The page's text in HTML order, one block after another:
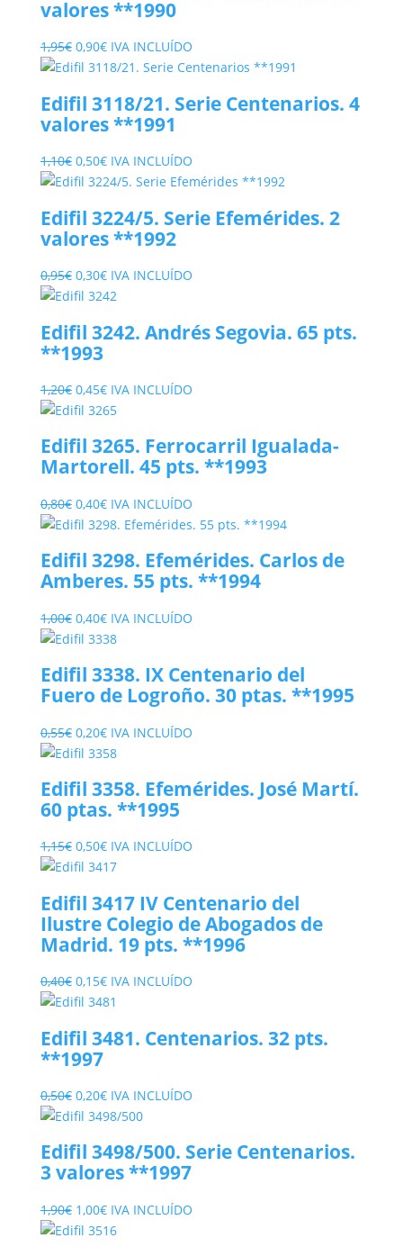
0,60€.0,20€.
valores **1990
1,95€ El
precio
era:
1,95€.
0,90€El
precio
es:
0,90€.
IVA INCLUÍDO
Edifil 3118/21. Serie Centenarios. 4
valores **1991
1,10€ El
precio
era:
1,10€.
0,50€El
precio
es:
0,50€.
IVA INCLUÍDO
Edifil 3224/5. Serie Efemérides. 2
valores **1992
0,95€ El
precio
era:
0,95€.
0,30€El
precio
es:
IVA INCLUÍDO
Edifil 3242. Andrés Segovia. 65 pts.
**1993
1,20€ El
precio
era:
1,20€.
0,45€El
precio
es:
0,45€.
IVA INCLUÍDO
Edifil 3265. Ferrocarril Igualada-
Martorell. 45 pts. **1993
0,80€ El
precio
era:
0,80€.
0,40€El
precio
es:
0,40€.
IVA INCLUÍDO
Edifil 3298. Efemérides. Carlos de
Amberes. 55 pts. **1994
1,00€ El
precio
era:
1,00€.
0,40€El
precio
es:
0,40€.
IVA INCLUÍDO
Edifil 3338. IX Centenario del
Fuero de Logroño. 30 ptas. **1995
0,55€ El
precio
era:
0,55€.
0,20€El
precio
es:
0,20€.
IVA INCLUÍDO
Edifil 3358. Efemérides. José Martí.
60 ptas. **1995
1,15€ El
precio
era:
1,15€.
0,50€El
precio
es:
0,50€.
IVA INCLUÍDO
Edifil 3417 IV Centenario del
Ilustre Colegio de Abogados de
Madrid. 19 pts. **1996
0,40€ El
precio
era:
0,40€.
0,15€El
precio
es:
IVA INCLUÍDO
Edifil 3481. Centenarios. 32 pts.
**1997
0,50€ El
precio
era:
0,50€.
0,20€El
precio
es:
0,20€.
IVA INCLUÍDO
Edifil 3498/500. Serie Centenarios.
3 valores **1997
1,90€ El
precio
1,00€El
precio
IVA INCLUÍDO